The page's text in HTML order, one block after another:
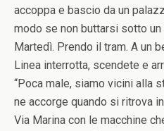
accoppa e bascio da un
modo se non buttarsi sotto
Martedì. Prendo il tram. A un
Linea interrotta, scendete e
“Poca male, siamo vicini alla
ne accorge quando si ritrova
Via Marina con le macchine